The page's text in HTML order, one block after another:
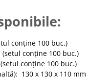
conține 100 buc.)
(setul conține 100 buc.)
conține 100 buc.)
130 x 130 x 110 mm